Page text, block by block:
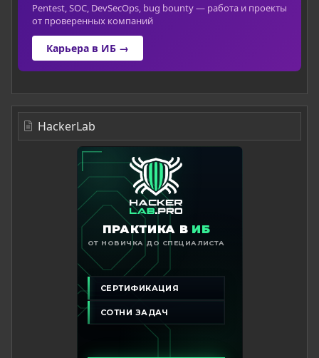
Pentest, SOC, DevSecOps, bug bounty — работа и проекты
от проверенных компаний
Карьера в ИБ →
HackerLab